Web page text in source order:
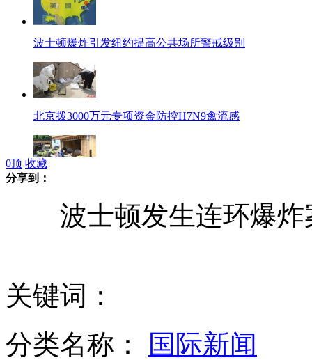
波士顿爆炸引发纽约提高公共场所警戒级别
北京拨3000万元专项资金防控H7N9禽流感
男子持枪射杀邻家3口 疑因修路闹矛盾
法国媒体：鲁尼加盟巴黎成定局搭档伊布
0顶 收藏
分享到：
波士顿发生连环爆炸
关键词：
分类名称：
国际新闻